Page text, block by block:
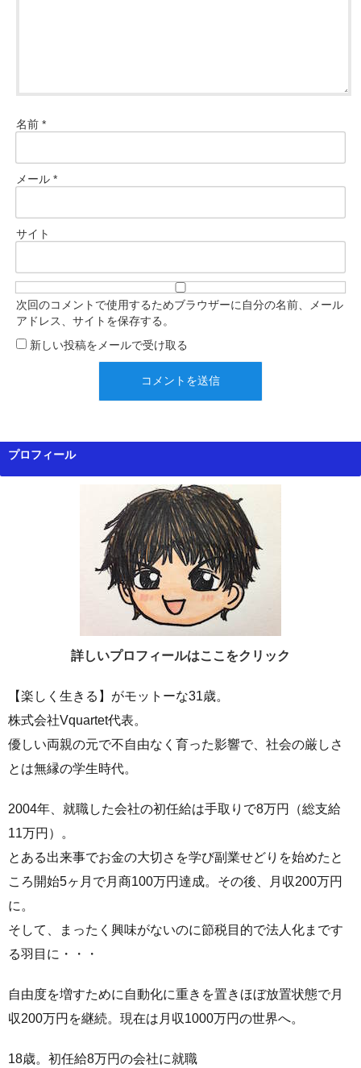
名前 *
メール *
サイト
次回のコメントで使用するためブラウザーに自分の名前、メール
アドレス、サイトを保存する。
新しい投稿をメールで受け取る
プロフィール
詳しいプロフィールはここをクリック
【楽しく生きる】がモットーな31歳。
株式会社Vquartet代表。
優しい両親の元で不自由なく育った影響で、社会の厳しさ
とは無縁の学生時代。
2004年、就職した会社の初任給は手取りで8万円（総支給
11万円）。
とある出来事でお金の大切さを学び副業せどりを始めたと
ころ開始5ヶ月で月商100万円達成。その後、月収200万円
に。
そして、まったく興味がないのに節税目的で法人化まです
る羽目に・・・
自由度を増すために自動化に重きを置きほぼ放置状態で月
収200万円を継続。現在は月収1000万円の世界へ。
18歳。初任給8万円の会社に就職